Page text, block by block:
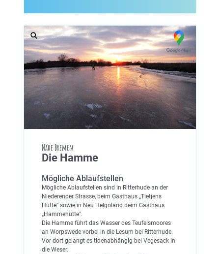
Nähe Bremen
Die Hamme
Mögliche Ablaufstellen
Mögliche Ablaufstellen sind in Ritterhude an der
Niederender Strasse, beim Gasthaus „Tietjens
Hütte“ sowie in Neu Helgoland beim Gasthaus
„Hammehütte".
Die Hamme führt das Wasser des Teufelsmoores
an Worpswede vorbei in die Lesum bei Ritterhude.
Vor dort gelangt es tidenabhängig bei Vegesack in
die Weser.